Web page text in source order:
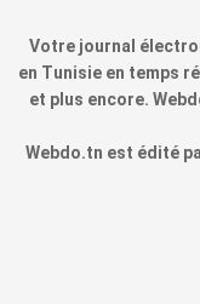
Votre journal
en Tunisie en temps
et plus encore.
Webdo.tn est édité